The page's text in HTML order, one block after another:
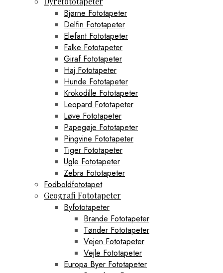
Bjørne Fototapeter
Delfin Fototapeter
Elefant Fototapeter
Falke Fototapeter
Giraf Fototapeter
Haj Fototapeter
Hunde Fototapeter
Krokodille Fototapeter
Leopard Fototapeter
Løve Fototapeter
Papegøje Fototapeter
Pingvine Fototapeter
Tiger Fototapeter
Ugle Fototapeter
Zebra Fototapeter
Fodboldfototapet
Geografi Fototapeter
Byfototapeter
Brande Fototapeter
Tønder Fototapeter
Vejen Fototapeter
Vejle Fototapeter
Europa Byer Fototapeter